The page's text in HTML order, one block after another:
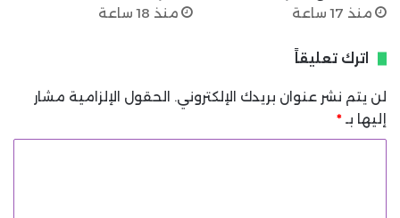
منذ 17 ساعة
منذ 18 ساعة
اترك تعليقاً
لن يتم نشر عنوان بريدك الإلكتروني. الحقول الإلزامية مشار
إليها بـ *